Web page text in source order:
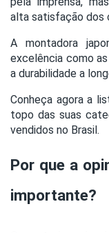
alta satisfação dos
A montadora
excelência como
a durabilidade a
Conheça agora a
topo das suas
vendidos no Brasil.
Por que a
importante?